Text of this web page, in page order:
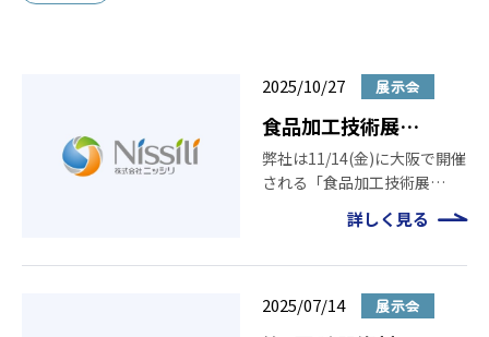
2025/10/27 展示会
食品加工技術展
2025［大阪］（2025
年11月14日）出展のご
弊社は11/14(金)に大阪で開催
される「食品加工技術展
2025[大阪]」に出展いたしま
す。ぜひニッシリブースにお
～16:30 会場 大阪産業創造館
詳しく見る
2025/07/14 展示会